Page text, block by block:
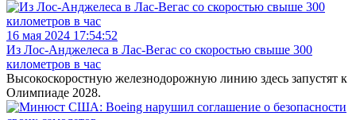
16 мая 2024 17:54:52
Из Лос-Анджелеса в Лас-Вегас со скоростью свыше 300
километров в час
Высокоскоростную железнодорожную линию здесь запустят к
Олимпиаде 2028.